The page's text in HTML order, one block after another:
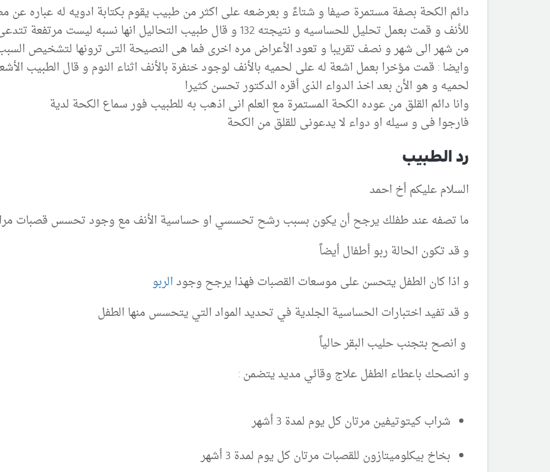
دائم الكحة بصفة مستمرة صيفا و شتاءً و بعرضعه على اكثر من طبيب يقوم بكتابة ادويه له عباره
للأنف و قمت بعمل تحليل للحساسيه و نتيجته 132 و قال طبيب التحاليل انها
من شهر الى شهر و نصف تقريبا و تعود الأعراض مره اخرى فما هى النصيحة التى ترونها لتشخيص
وايضا : قمت مؤخرا بعمل اشعة له على لحميه بالأنف لوجود خنفرة بالأنف اثناء النوم و قال الطبيب
لحميه و هو الأن بعد اخذ الدواء الذى أقره الدكتور تحسن كثيرا
وانا دائم القلق من عوده الكحة المستمرة مع العلم انى اذهب به للطبيب فور سماع الكحة لدية
فارجوا فى و سيله او دواء لا يدعونى للقلق من الكحة
رد الطبيب
السلام عليكم أخ احمد
ما تصفه عند طفلك يرجح أن يكون بسبب رشح تحسسي او حساسية الأنف مع وجود تحسس قصبات
و قد تكون الحالة ربو أطفال أيضاً
و اذا كان الطفل يتحسن على موسعات القصبات فهذا يرجح وجودالربو
و قد تفيد اختبارات الحساسية الجلدية في تحديد المواد التي يتحسس منها الطفل
و انصح بتجنب حليب البقر حالياً
و انصحك باعطاء الطفل علاج وقائي مديد يتضمن :
شراب كيتوتيفين مرتان كل يوم لمدة 3 أشهر
بخاخ بيكلوميتازون للقصبات مرتان كل يوم لمدة 3 أشهر